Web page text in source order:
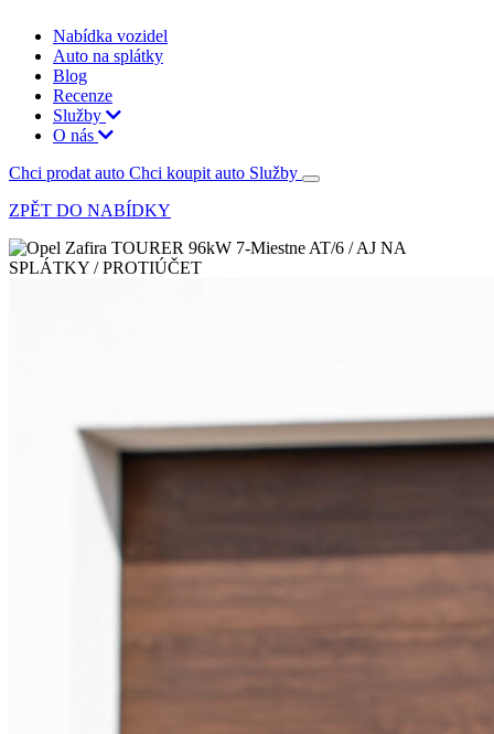
Nabídka vozidel
Auto na splátky
Blog
Recenze
Služby
O nás
Chci prodat auto Chci koupit auto Služby
ZPĚT DO NABÍDKY